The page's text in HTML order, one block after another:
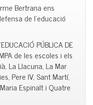
Bertrana ens
de l’educació
PÚBLICA DE
de les escoles i els
La Llacuna, La Mar
Pere IV, Sant Martí,
Espinalt i Quatre